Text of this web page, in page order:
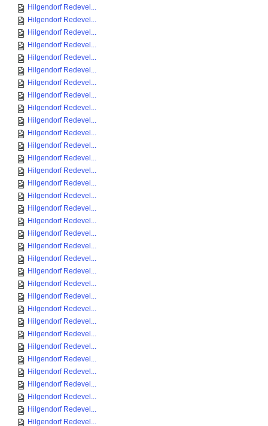
Hilgendorf Redevel...
Hilgendorf Redevel...
Hilgendorf Redevel...
Hilgendorf Redevel...
Hilgendorf Redevel...
Hilgendorf Redevel...
Hilgendorf Redevel...
Hilgendorf Redevel...
Hilgendorf Redevel...
Hilgendorf Redevel...
Hilgendorf Redevel...
Hilgendorf Redevel...
Hilgendorf Redevel...
Hilgendorf Redevel...
Hilgendorf Redevel...
Hilgendorf Redevel...
Hilgendorf Redevel...
Hilgendorf Redevel...
Hilgendorf Redevel...
Hilgendorf Redevel...
Hilgendorf Redevel...
Hilgendorf Redevel...
Hilgendorf Redevel...
Hilgendorf Redevel...
Hilgendorf Redevel...
Hilgendorf Redevel...
Hilgendorf Redevel...
Hilgendorf Redevel...
Hilgendorf Redevel...
Hilgendorf Redevel...
Hilgendorf Redevel...
Hilgendorf Redevel...
Hilgendorf Redevel...
Hilgendorf Redevel...